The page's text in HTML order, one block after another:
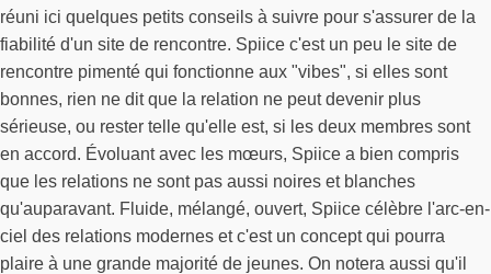
réuni ici quelques petits conseils à suivre pour s'assurer de la
fiabilité d'un site de rencontre. Spiice c'est un peu le site de
rencontre pimenté qui fonctionne aux "vibes", si elles sont
bonnes, rien ne dit que la relation ne peut devenir plus
sérieuse, ou rester telle qu'elle est, si les deux membres sont
en accord. Évoluant avec les mœurs, Spiice a bien compris
que les relations ne sont pas aussi noires et blanches
qu'auparavant. Fluide, mélangé, ouvert, Spiice célèbre l'arc-en-
ciel des relations modernes et c'est un concept qui pourra
plaire à une grande majorité de jeunes. On notera aussi qu'il